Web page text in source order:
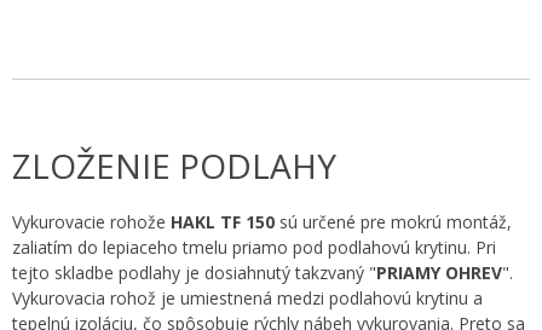
ZLOŽENIE PODLAHY
Vykurovacie rohože HAKL TF 150 sú určené pre mokrú montáž,
zaliatím do lepiaceho tmelu priamo pod podlahovú krytinu. Pri
tejto skladbe podlahy je dosiahnutý takzvaný "PRIAMY OHREV".
Vykurovacia rohož je umiestnená medzi podlahovú krytinu a
tepelnú izoláciu, čo spôsobuje rýchly nábeh vykurovania. Preto sa